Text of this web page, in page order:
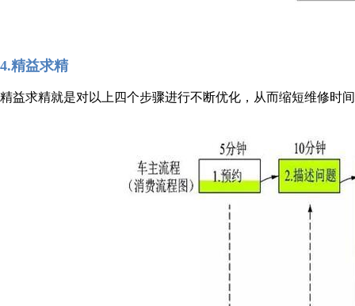
4.精益求精
精益求精就是对以上四个步骤进行不断优化，从而缩短维修时